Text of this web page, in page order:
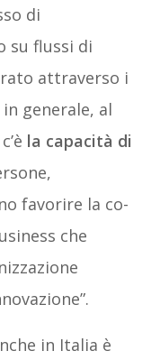
di
su flussi di
attraverso i
generale, al
la capacità di
favorire la co-
che
in Italia è